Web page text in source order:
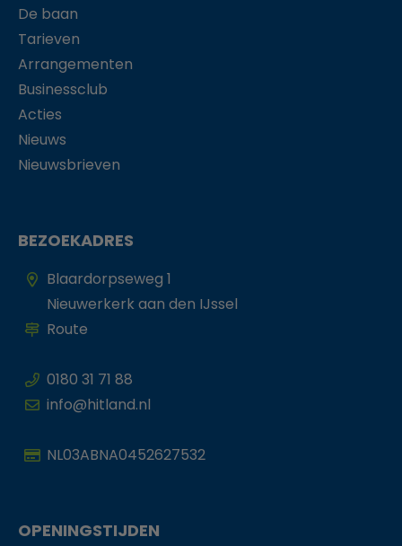
De baan
Tarieven
Arrangementen
Businessclub
Acties
Nieuws
Nieuwsbrieven
BEZOEKADRES
Blaardorpseweg 1
Nieuwerkerk aan den IJssel
Route
0180 31 71 88
info@hitland.nl
NL03ABNA0452627532
OPENINGSTIJDEN